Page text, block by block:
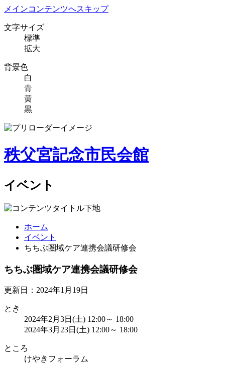
メインコンテンツへスキップ
文字サイズ
標準
拡大
背景色
白
青
黄
黒
秩父宮記念市民会館
イベント
ホーム
イベント
ちちぶ圏域ケア連携会議研修会
ちちぶ圏域ケア連携会議研修会
更新日：2024年1月19日
とき
2024年2月3日(土) 12:00～ 18:00
2024年3月23日(土) 12:00～ 18:00
ところ
けやきフォーラム